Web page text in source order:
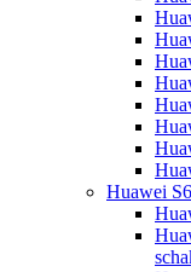
Huawei